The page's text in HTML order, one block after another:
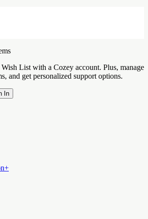
List with a Cozey account. Plus, manage
and get personalized support options.
In